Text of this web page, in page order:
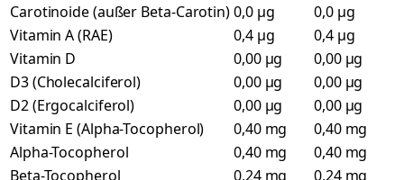
Carotinoide (außer Beta-Carotin)0,0 µg
0,0 µg
Vitamin A (RAE)
0,4 µg
0,4 µg
Vitamin D
0,00 µg
0,00 µg
D3 (Cholecalciferol)
0,00 µg
0,00 µg
D2 (Ergocalciferol)
0,00 µg
0,00 µg
Vitamin E (Alpha-Tocopherol)
0,40 mg
0,40 mg
Alpha-Tocopherol
0,40 mg
0,40 mg
Beta-Tocopherol
0,24 mg
0,24 mg